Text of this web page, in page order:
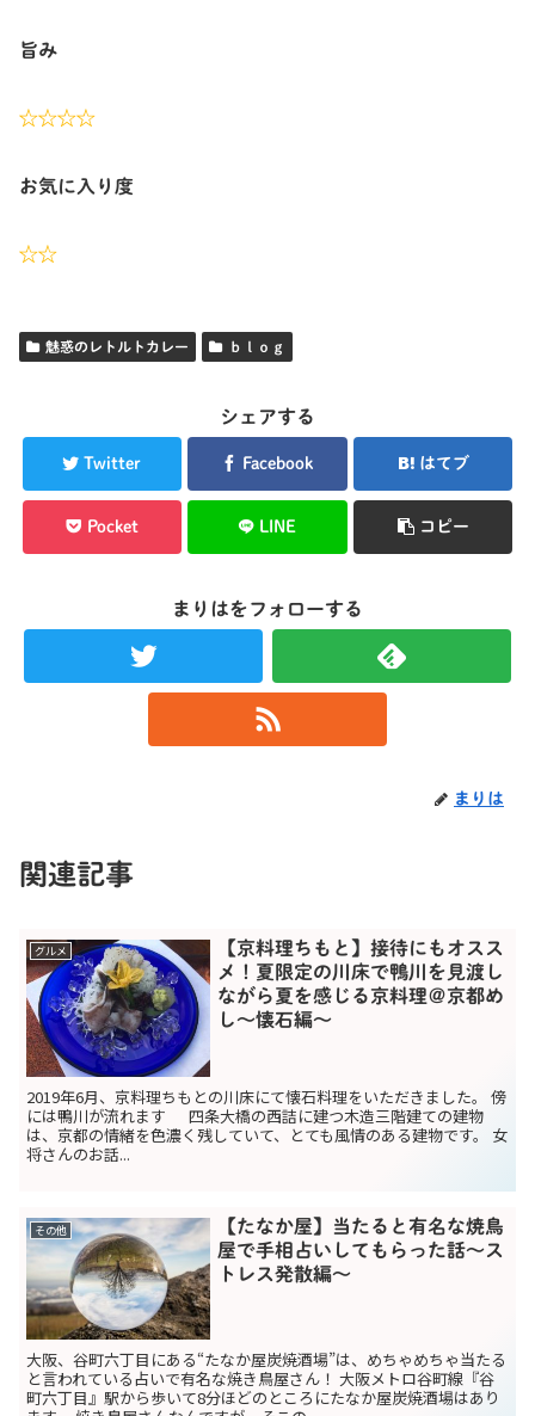
旨み
☆☆☆☆
お気に入り度
☆☆
魅惑のレトルトカレー ｂｌｏｇ
シェアする
Twitter Facebook はてブ
Pocket LINE コピー
まりはをフォローする
まりは
関連記事
グルメ
【京料理ちもと】接待にもオスス
メ！夏限定の川床で鴨川を見渡し
ながら夏を感じる京料理＠京都め
し〜懐石編〜
2019年6月、京料理ちもとの川床にて懐石料理をいただきました。 傍
には鴨川が流れます 四条大橋の西詰に建つ木造三階建ての建物
は、京都の情緒を色濃く残していて、とても風情のある建物です。 女
将さんのお話...
その他
【たなか屋】当たると有名な焼鳥
屋で手相占いしてもらった話～ス
トレス発散編～
大阪、谷町六丁目にある“たなか屋炭焼酒場”は、めちゃめちゃ当たる
と言われている占いで有名な焼き鳥屋さん！ 大阪メトロ谷町線『谷
町六丁目』駅から歩いて8分ほどのところにたなか屋炭焼酒場はあり